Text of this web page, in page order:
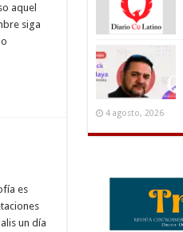
aquel
siga
es
un día
4 agosto, 2026